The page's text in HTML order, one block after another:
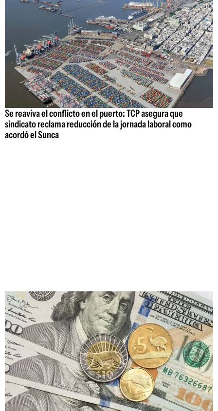
Se reaviva el conflicto en el puerto: TCP asegura que
sindicato reclama reducción de la jornada laboral como
acordó el Sunca